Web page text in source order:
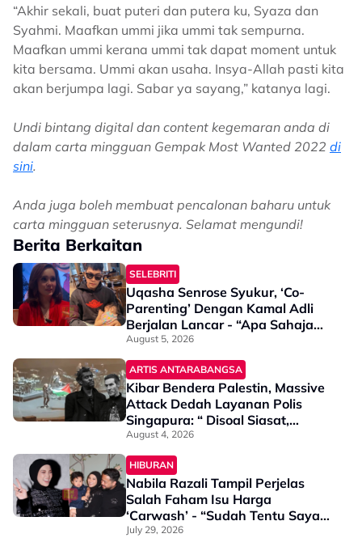
“Akhir sekali, buat puteri dan putera ku, Syaza dan
Syahmi. Maafkan ummi jika ummi tak sempurna.
Maafkan ummi kerana ummi tak dapat moment untuk
kita bersama. Ummi akan usaha. Insya-Allah pasti kita
akan berjumpa lagi. Sabar ya sayang,” katanya lagi.
Undi bintang digital dan content kegemaran anda di
dalam carta mingguan Gempak Most Wanted 2022 di
sini.
Anda juga boleh membuat pencalonan baharu untuk
carta mingguan seterusnya. Selamat mengundi!
Berita Berkaitan
SELEBRITI
Uqasha Senrose Syukur, ‘Co-
Parenting’ Dengan Kamal Adli
Berjalan Lancar - “Apa Sahaja
Untuk Uqaira, Kami Cuba Yang
Terbaik”
August 5, 2026
ARTIS ANTARABANGSA
Kibar Bendera Palestin, Massive
Attack Dedah Layanan Polis
Singapura: “ Disoal Siasat,
Passport Dirampas, Tapi Kami
Bangga”
August 4, 2026
HIBURAN
Nabila Razali Tampil Perjelas
Salah Faham Isu Harga
‘Carwash’ - “Sudah Tentu Saya
Terkejut Sebab Bila…”
July 29, 2026